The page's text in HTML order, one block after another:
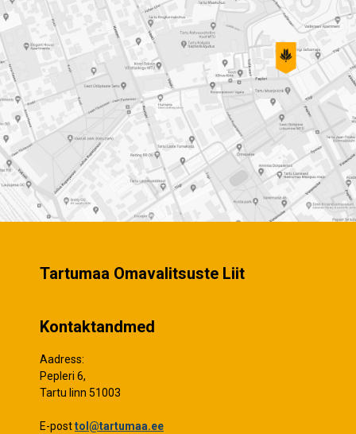
Tartumaa Omavalitsuste Liit
Kontaktandmed
Aadress:
Pepleri 6,
Tartu linn 51003
E-posttol@tartumaa.ee